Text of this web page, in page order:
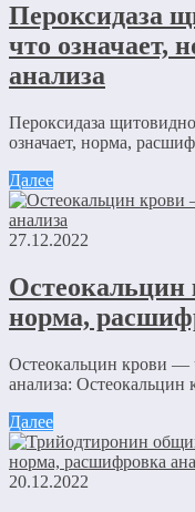
Пероксидаза
что означает,
анализа
Пероксидаза
означает, норма,
Далее
27.12.2022
Остеокальцин
норма,
Остеокальцин крови —
анализа: Остеокальцин
Далее
20.12.2022